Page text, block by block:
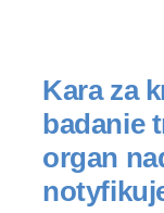
Kara za
badanie
organ